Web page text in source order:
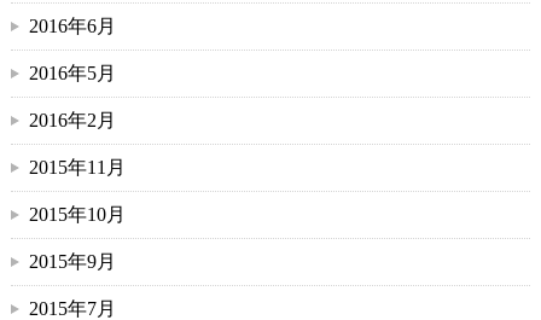
2016年6月
2016年5月
2016年2月
2015年11月
2015年10月
2015年9月
2015年7月